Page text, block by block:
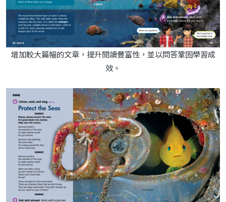
增加較大篇幅的文章，提升閱讀豐富性，並以問答鞏固學習成
效。